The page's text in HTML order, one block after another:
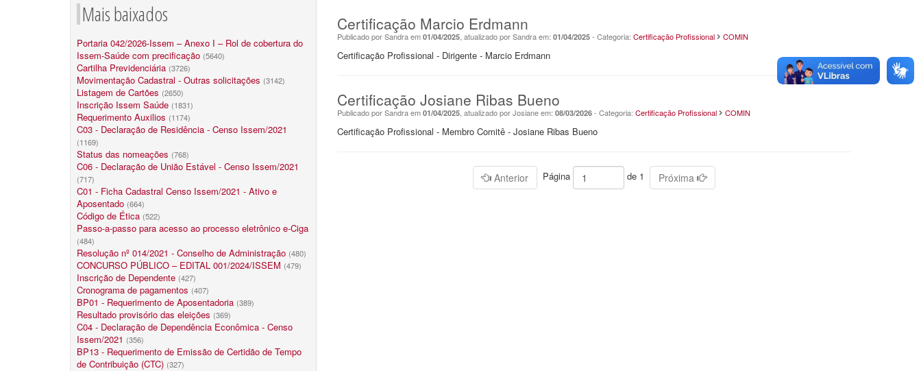
Mais baixados
Portaria 042/2026-Issem – Anexo I – Rol de cobertura do
Issem-Saúde com precificação (5640)
Cartilha Previdenciária (3726)
Movimentação Cadastral - Outras solicitações (3142)
Listagem de Cartões (2650)
Inscrição Issem Saúde (1831)
Requerimento Auxilios (1174)
C03 - Declaração de Residência - Censo Issem/2021
(1169)
Status das nomeações (768)
C06 - Declaração de União Estável - Censo Issem/2021
(717)
C01 - Ficha Cadastral Censo Issem/2021 - Ativo e
Aposentado (664)
Código de Ética (522)
Passo-a-passo para acesso ao processo eletrônico e-Ciga
(484)
Resolução nº 014/2021 - Conselho de Administração (480)
CONCURSO PÚBLICO – EDITAL 001/2024/ISSEM (479)
Inscrição de Dependente (427)
Cronograma de pagamentos (407)
BP01 - Requerimento de Aposentadoria (389)
Resultado provisório das eleições (369)
C04 - Declaração de Dependência Econômica - Censo
Issem/2021 (356)
BP13 - Requerimento de Emissão de Certidão de Tempo
de Contribuição (CTC) (327)
Certificação Marcio Erdmann
Publicado por Sandra em 01/04/2025 , atualizado por Sandra em: 01/04/2025 - Categoria: Certificação Profissional COMIN
Certificação Profissional - Dirigente - Marcio Erdmann
Certificação Josiane Ribas Bueno
Publicado por Sandra em 01/04/2025 , atualizado por Josiane em: 08/03/2026 - Categoria: Certificação Profissional COMIN
Certificação Profissional - Membro Comitê - Josiane Ribas Bueno
Anterior Página de 1 Próxima